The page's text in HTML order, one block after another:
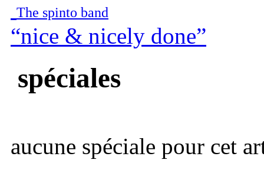
The spinto band
“nice & nicely done”
spéciales
aucune spéciale pour cet